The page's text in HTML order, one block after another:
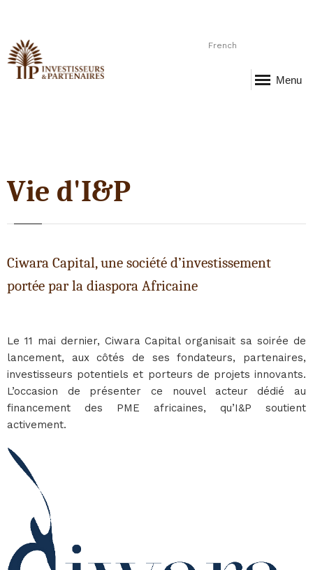
French
Menu
Vie d'I&P
Ciwara Capital, une société d’investissement
portée par la diaspora Africaine
Le 11 mai dernier, Ciwara Capital organisait sa soirée de
lancement, aux côtés de ses fondateurs, partenaires,
investisseurs potentiels et porteurs de projets innovants.
L’occasion de présenter ce nouvel acteur dédié au
financement des PME africaines, qu’I&P soutient
activement.